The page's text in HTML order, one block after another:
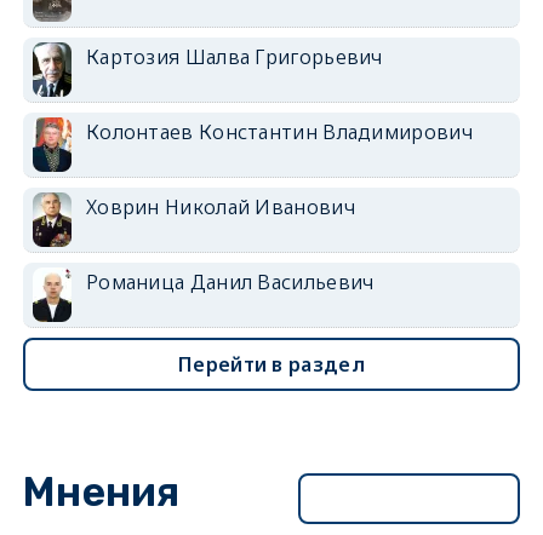
Картозия Шалва Григорьевич
Колонтаев Константин Владимирович
Ховрин Николай Иванович
Романица Данил Васильевич
Перейти в раздел
Мнения